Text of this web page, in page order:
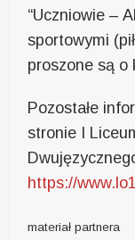
“Uczniowie –
sportowymi
proszone są o
Pozostałe
stronie I
https://
materiał partnera